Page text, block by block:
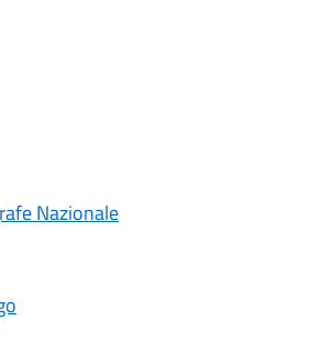
Nazionale